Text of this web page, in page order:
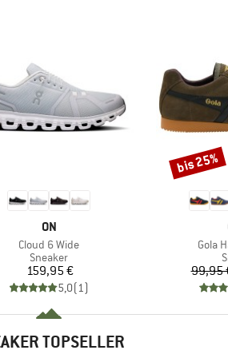
MARKE
ON
Artikel
Cloud 6 Wide
Produktgruppe
Sneaker
Preis
159,95 €
5,0(1)
Artikel
Gola
99,95
Rabatt
bis 25%
TOPSELLER